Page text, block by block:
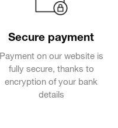
Secure payment
Payment on our website is
fully secure, thanks to
encryption of your bank
details